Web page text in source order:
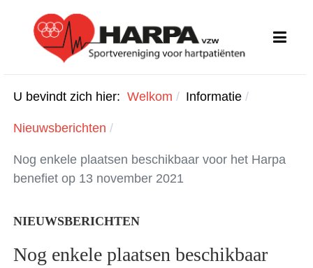
U bevindt zich hier: Welkom Informatie
Nieuwsberichten
Nog enkele plaatsen beschikbaar voor het Harpa
benefiet op 13 november 2021
NIEUWSBERICHTEN
Nog enkele plaatsen beschikbaar